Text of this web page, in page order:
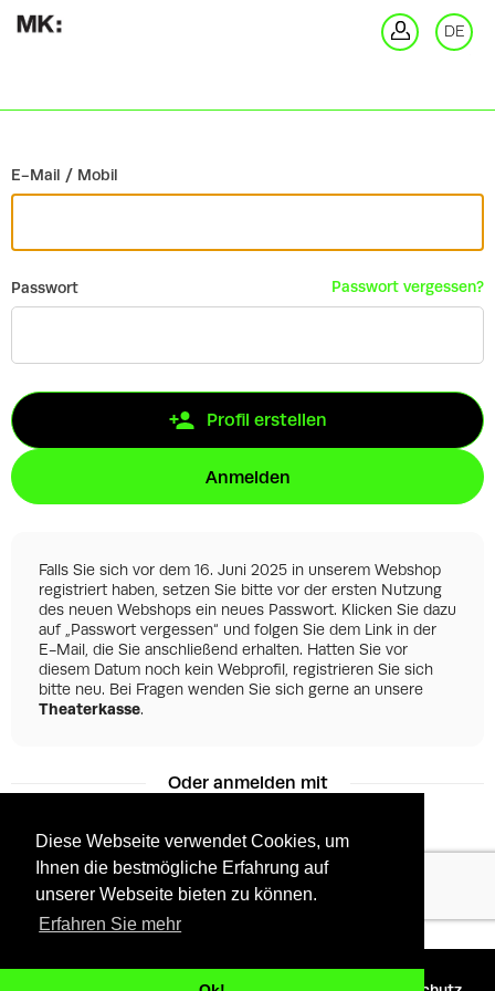
Diese Webseite verwendet Cookies, um
Ihnen die bestmögliche Erfahrung auf
unserer Webseite bieten zu können.
Erfahren Sie mehr
DE
E-Mail / Mobil
Passwort Passwort vergessen?
Profil erstellen
Anmelden
Falls Sie sich vor dem 16. Juni 2025 in unserem Webshop
registriert haben, setzen Sie bitte vor der ersten Nutzung
des neuen Webshops ein neues Passwort. Klicken Sie dazu
auf „Passwort vergessen“ und folgen Sie dem Link in der
E-Mail, die Sie anschließend erhalten. Hatten Sie vor
diesem Datum noch kein Webprofil, registrieren Sie sich
bitte neu. Bei Fragen wenden Sie sich gerne an unsere
Theaterkasse.
Oder anmelden mit
Facebook